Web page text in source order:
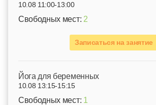
10.08 11:00-13:00
Свободных мест: 2
Записаться на занятие
Йога для беременных
10.08 13:15-15:15
Свободных мест: 1